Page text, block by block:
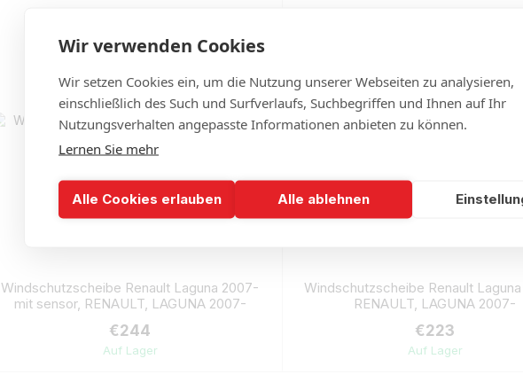
Windschutzscheibe Renault Laguna 2007-
mit sensor, RENAULT, LAGUNA 2007-
€244
Auf Lager
Windschutzscheibe Renault
RENAULT, LAGUNA 2007-
€223
Auf Lager
Wir verwenden Cookies
Wir setzen Cookies ein, um die Nutzung unserer Webseiten zu analysieren,
einschließlich des Such und Surfverlaufs, Suchbegriffen und Ihnen auf Ihr
Nutzungsverhalten angepasste Informationen anbieten zu können.
Lernen Sie mehr
Alle Cookies erlauben Alle ablehnen